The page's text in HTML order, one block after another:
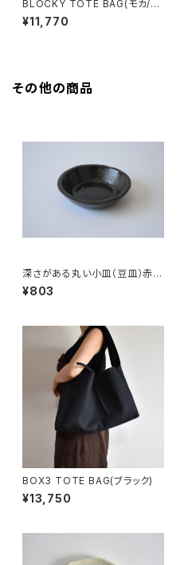
BLOCKY TOTE BAG(モカ/ブ
ラウン)
¥11,770
その他の商品
深さがある丸い小皿（豆皿）赤土
×錆釉
¥803
BOX3 TOTE BAG(ブラック)
¥13,750